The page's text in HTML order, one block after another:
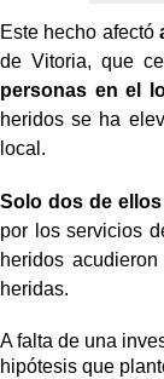
Este hecho afectó
de Vitoria, que
personas en el
heridos se ha
local.
Solo dos de
por los servicios
heridos
heridas.
A falta de una
hipótesis que